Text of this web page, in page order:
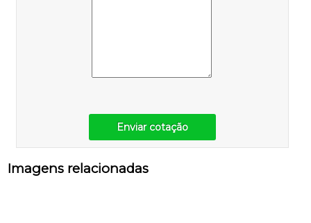
Enviar cotação
Imagens relacionadas